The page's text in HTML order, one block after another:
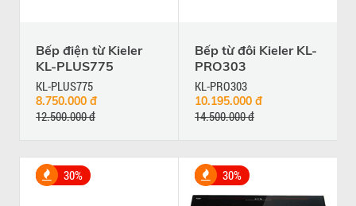
Bếp điện từ Kieler
KL-PLUS775
KL-PLUS775
8.750.000 đ
12.500.000 đ
Bếp từ đôi Kieler KL-
PRO303
KL-PRO303
10.195.000 đ
14.500.000 đ
30% 30%